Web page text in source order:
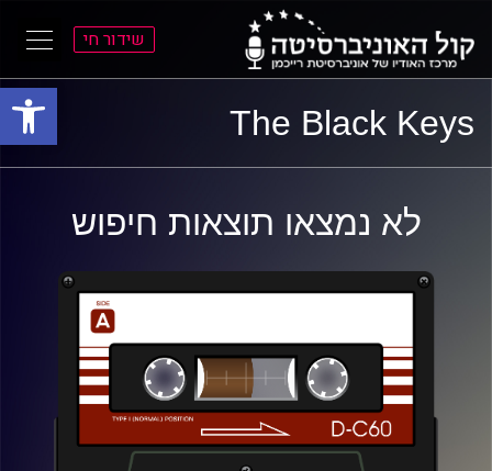
פתח
התפריט
הראשי
התוכן
הראשי
שידור חי
The Black Keys
לא נמצאו תוצאות חיפוש